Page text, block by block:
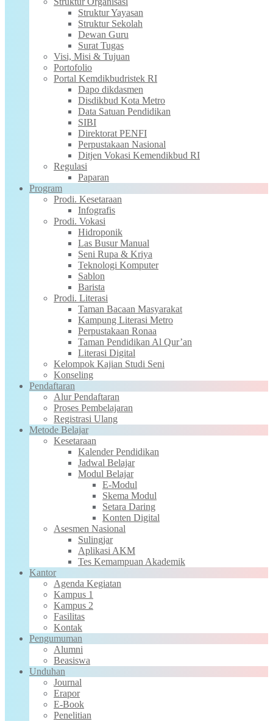
Struktur Yayasan
Struktur Sekolah
Dewan Guru
Surat Tugas
Visi, Misi & Tujuan
Portofolio
Portal Kemdikbudristek RI
Dapo dikdasmen
Disdikbud Kota Metro
Data Satuan Pendidikan
SIBI
Direktorat PENFI
Perpustakaan Nasional
Ditjen Vokasi Kemendikbud RI
Regulasi
Paparan
Program
Prodi. Kesetaraan
Infografis
Prodi. Vokasi
Hidroponik
Las Busur Manual
Seni Rupa & Kriya
Teknologi Komputer
Sablon
Barista
Prodi. Literasi
Taman Bacaan Masyarakat
Kampung Literasi Metro
Perpustakaan Ronaa
Taman Pendidikan Al Qur’an
Literasi Digital
Kelompok Kajian Studi Seni
Konseling
Pendaftaran
Alur Pendaftaran
Proses Pembelajaran
Registrasi Ulang
Metode Belajar
Kesetaraan
Kalender Pendidikan
Jadwal Belajar
Modul Belajar
E-Modul
Skema Modul
Setara Daring
Konten Digital
Asesmen Nasional
Sulingjar
Aplikasi AKM
Tes Kemampuan Akademik
Kantor
Agenda Kegiatan
Kampus 1
Kampus 2
Fasilitas
Kontak
Pengumuman
Alumni
Beasiswa
Unduhan
Journal
Erapor
E-Book
Penelitian